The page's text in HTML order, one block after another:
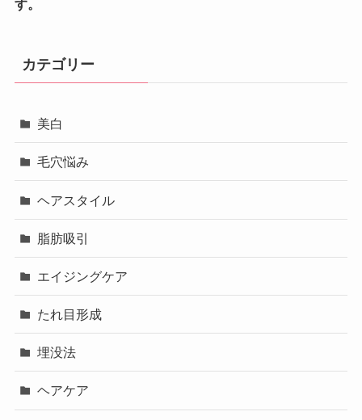
す。
カテゴリー
美白
毛穴悩み
ヘアスタイル
脂肪吸引
エイジングケア
たれ目形成
埋没法
ヘアケア